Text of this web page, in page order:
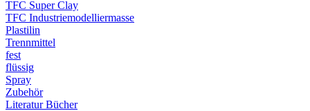
TFC Super Clay
TFC Industriemodelliermasse
Plastilin
Trennmittel
fest
flüssig
Spray
Zubehör
Literatur Bücher